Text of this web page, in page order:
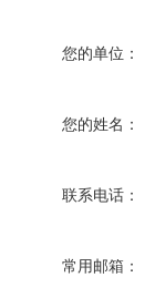
您的单位：
您的姓名：
联系电话：
常用邮箱：